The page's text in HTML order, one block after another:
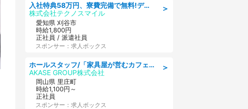
＞
入社特典58万円、寮費完備で無料!デンソーで働こう!自動車工場で小型部品の検査業務 denso aichi
株式会社テクノスマイル
愛知県 刈谷市
時給1,800円
正社員 / 派遣社員
スポンサー：求人ボックス
＞
ホールスタッフ/「家具屋が営むカフェスタッフ!」週2日～OK!嬉しいまかない付き/岡山県/浅口郡里庄町
AKASE GROUP株式会社
岡山県 里庄町
時給1,100円～
正社員
スポンサー：求人ボックス